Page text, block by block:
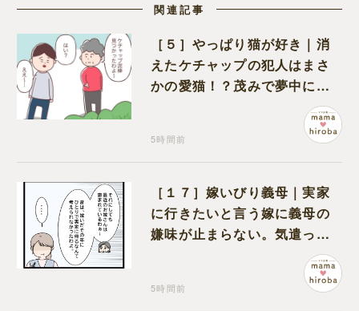
関連記事
［５］やっぱり猫が好き｜消
えたケチャップの犯人はまさ
かの愛猫！？茂みで夢中にな
5時間前
［１７］嫁いびり義母｜実家
に行きたいと言う嫁に義母の
嫌味が止まらない。気遣って
5時間前